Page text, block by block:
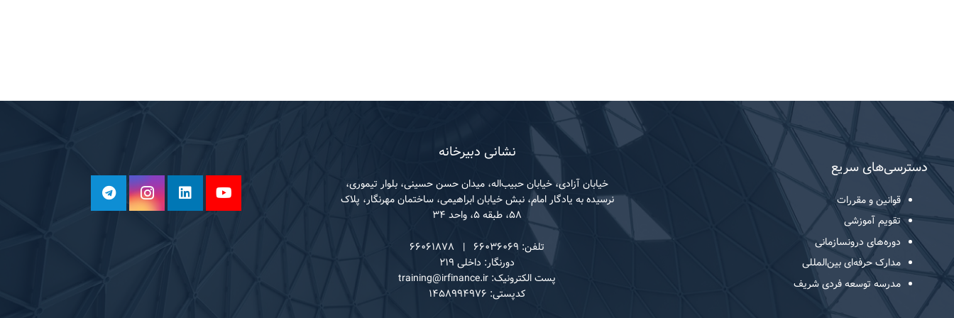
دسترسی‌های سریع
قوانین و مقررات
تقویم آموزشی
دوره‌های درونسازمانی
مدارک حرفه‌ای بین‌المللی
مدرسه توسعه فردی شریف
نشانی دبیرخانه
خیابان آزادی، خیابان حبیب‌اله، میدان حسن حسینی، بلوار تیموری،
نرسیده به یادگار امام، نبش خیابان ابراهیمی، ساختمان مهرنگار، پلاک
۵۸، طبقه ۵، واحد ۳۴
تلفن: ۶۶۰۳۶۰۶۹ | ۶۶۰۶۱۸۷۸
دورنگار: داخلی ۲۱۹
پست الکترونیک: training@irfinance.ir
کدپستی: ۱۴۵۸۹۹۴۹۷۶